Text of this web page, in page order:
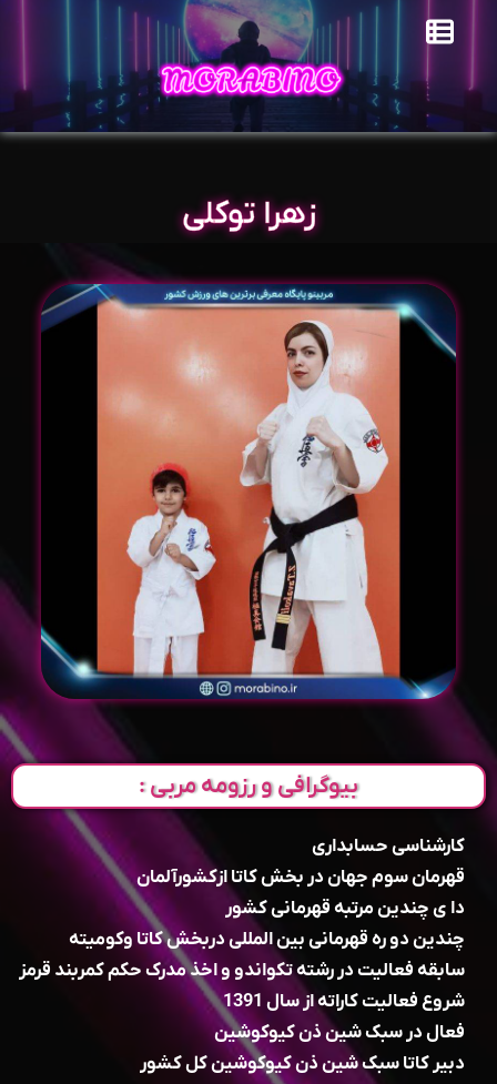
زهرا توکلی
بیوگرافی و رزومه مربی :
کارشناسی حسابداری
قهرمان سوم جهان در بخش کاتا ازکشورآلمان
دا ی چندین مرتبه قهرمانی کشور
چندین دو ره قهرمانی بین المللی دربخش کاتا وکومیته
سابقه فعالیت در رشته تکواندو و اخذ مدرک حکم کمربند قرمز
شروع فعالیت کاراته از سال 1391
فعال در سبک شین ذن کیوکوشین
دبیر کاتا سبک شین ذن کیوکوشین کل کشور